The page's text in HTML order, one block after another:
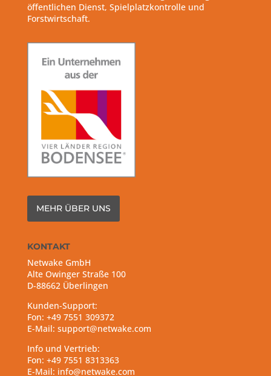
öffentlichen Dienst, Spielplatzkontrolle und
Forstwirtschaft.
MEHR ÜBER UNS
KONTAKT
Netwake GmbH
Alte Owinger Straße 100
D-88662 Überlingen
Kunden-Support:
Fon: +49 7551 309372
E-Mail: support@netwake.com
Info und Vertrieb:
Fon: +49 7551 8313363
E-Mail: info@netwake.com